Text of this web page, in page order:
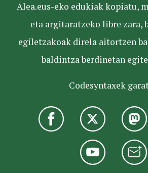
Alea.eus-eko edukiak kopiatu,
eta argitaratzeko libre zara,
egiletzakoak direla aitortzen
baldintza berdinetan
Codesyntaxek